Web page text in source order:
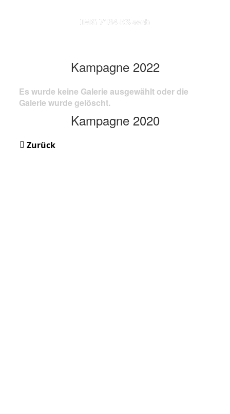
IMG 7134-KS-web
Kampagne 2022
Es wurde keine Galerie ausgewählt oder die
Galerie wurde gelöscht.
Kampagne 2020
Zurück